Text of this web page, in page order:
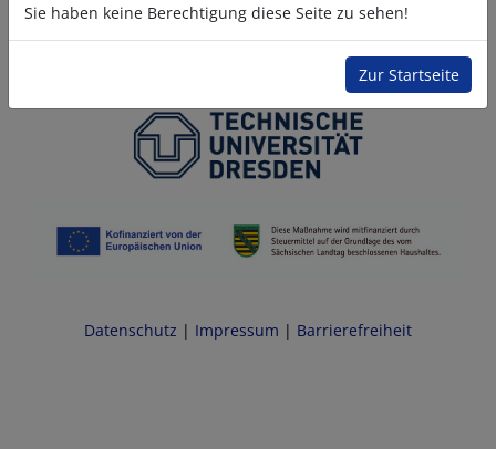
Sie haben keine Berechtigung diese Seite zu sehen!
Zur Startseite
Datenschutz | Impressum | Barrierefreiheit